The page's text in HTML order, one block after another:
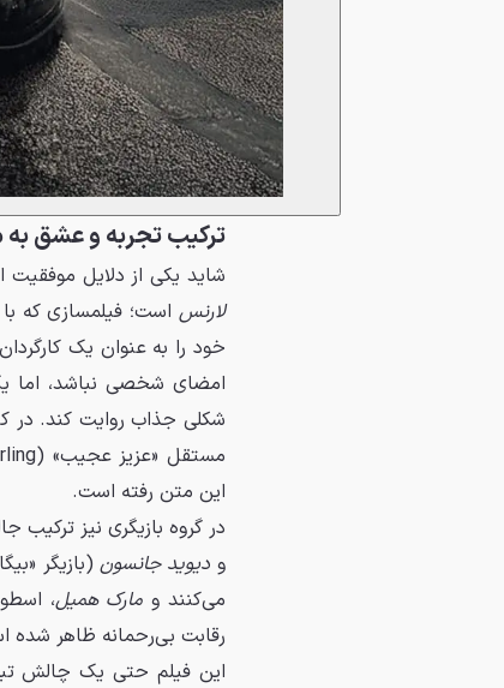
ترکیب تجربه و عشق به
شاید یکی از دلایل موفقیت
لارنس است؛ فیلمسازی که
خود را به عنوان یک
امضای شخصی نباشد، اما
شکلی جذاب روایت کند. در
این متن رفته است.
در گروه بازیگری نیز
و دیوید جانسون (بازیگر
می‌کنند و مارک همیل،
رقابت بی‌رحمانه ظاهر شده
این فیلم حتی یک چالش